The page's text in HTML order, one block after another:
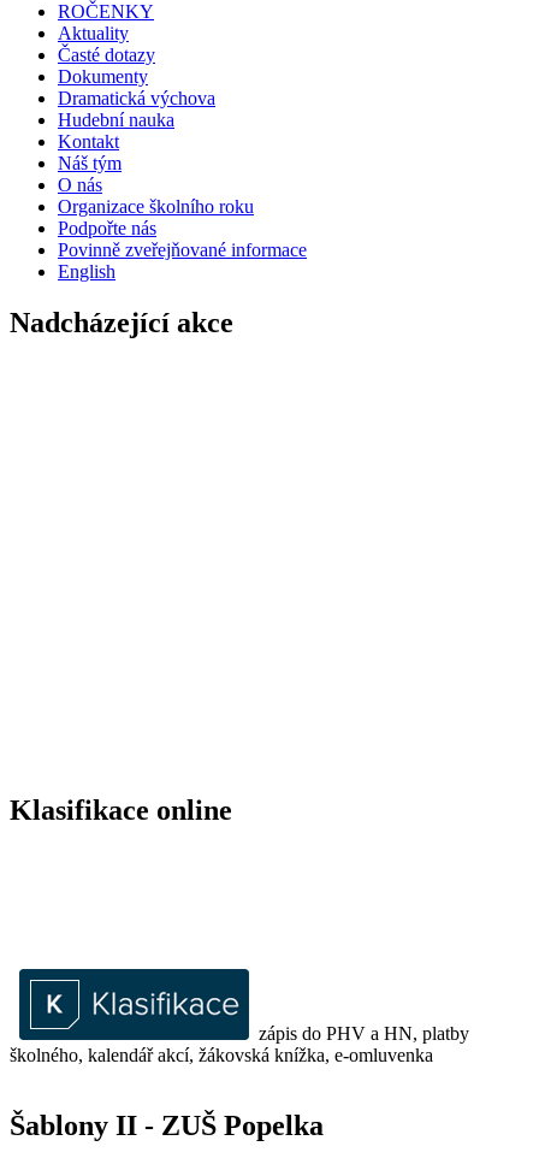
ROČENKY
Aktuality
Časté dotazy
Dokumenty
Dramatická výchova
Hudební nauka
Kontakt
Náš tým
O nás
Organizace školního roku
Podpořte nás
Povinně zveřejňované informace
English
Nadcházející akce
Klasifikace online
zápis do PHV a HN, platby
školného, kalendář akcí, žákovská knížka, e-omluvenka
Šablony II - ZUŠ Popelka